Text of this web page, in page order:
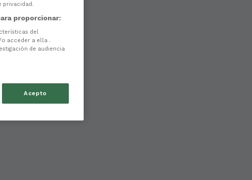
privacidad.
proporcionar:
del
acceder a ella .
de audiencia
Acepto